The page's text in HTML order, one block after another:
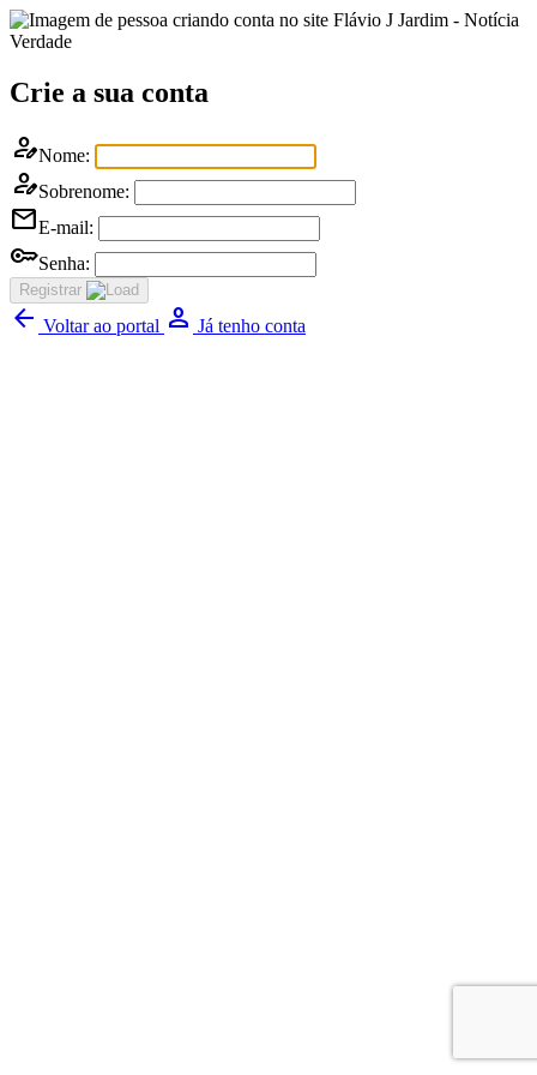
Flávio J Jardim - Notícia
Verdade
Crie a sua conta
person_editNome:
person_editSobrenome:
mailE-mail:
keySenha:
Registrar
arrow_back Voltar ao portal Person Já tenho conta